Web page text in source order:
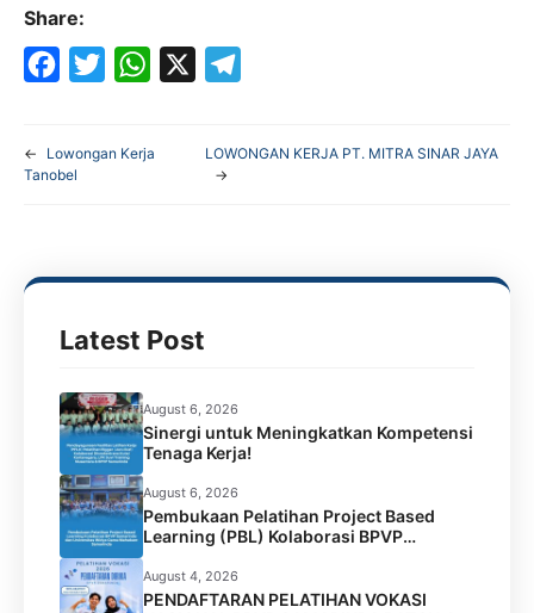
Share:
c
o
i
e
A
p
r
←
Lowongan Kerja
Tanobel
LOWONGAN KERJA PT. MITRA SINAR JAYA
→
Latest Post
August 6, 2026
Sinergi untuk Meningkatkan Kompetensi
Tenaga Kerja!
August 6, 2026
Pembukaan Pelatihan Project Based
Learning (PBL) Kolaborasi BPVP
Samarinda dan Universitas Widya Gama
Mahakam Samarinda
August 4, 2026
PENDAFTARAN PELATIHAN VOKASI